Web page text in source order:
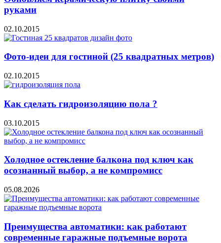
руками
02.10.2015
Фото-идеи для гостиной (25 квадратных метров)
02.10.2015
Как сделать гидроизоляцию пола ?
03.10.2015
Холодное остекление балкона под ключ как
осознанный выбор, а не компромисс
05.08.2026
Преимущества автоматики: как работают
современные гаражные подъемные ворота